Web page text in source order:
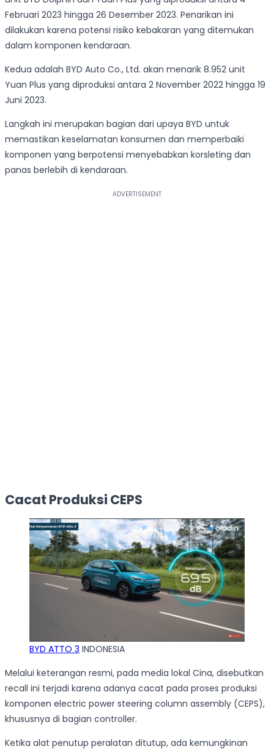
Februari 2023 hingga 26 Desember 2023. Penarikan ini
dilakukan karena potensi risiko kebakaran yang ditemukan
dalam komponen kendaraan.
Kedua adalah BYD Auto Co., Ltd. akan menarik 8.952 unit
Yuan Plus yang diproduksi antara 2 November 2022 hingga 19
Juni 2023.
Langkah ini merupakan bagian dari upaya BYD untuk
memastikan keselamatan konsumen dan memperbaiki
komponen yang berpotensi menyebabkan korsleting dan
panas berlebih di kendaraan.
Cacat Produksi CEPS
BYD ATTO 3 INDONESIA
Melalui keterangan resmi, pada media lokal Cina, disebutkan
recall ini terjadi karena adanya cacat pada proses produksi
komponen electric power steering column assembly (CEPS),
khususnya di bagian controller.
Ketika alat penutup peralatan ditutup, ada kemungkinan